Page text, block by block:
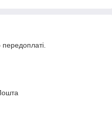
передоплаті.